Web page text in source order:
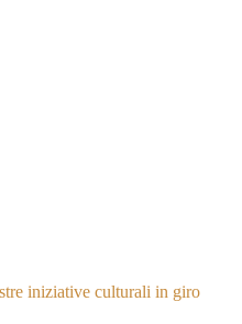
iniziative culturali in giro